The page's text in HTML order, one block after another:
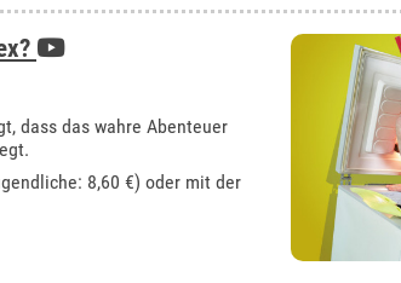
dass das wahre Abenteuer
8,60 €) oder mit der